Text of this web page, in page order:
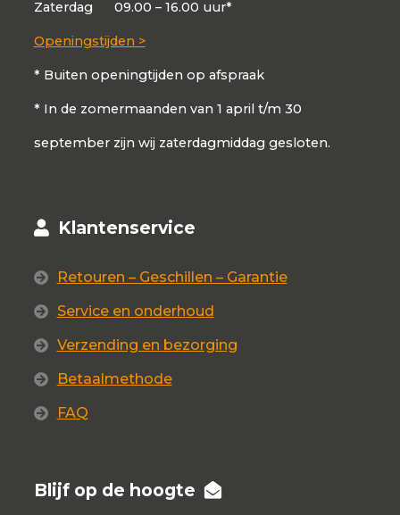
Zaterdag 09.00 – 16.00 uur*
Openingstijden >
* Buiten openingtijden op afspraak
* In de zomermaanden van 1 april t/m 30
september zijn wij zaterdagmiddag gesloten.
Klantenservice
Retouren – Geschillen – Garantie
Service en onderhoud
Verzending en bezorging
Betaalmethode
FAQ
Blijf op de hoogte